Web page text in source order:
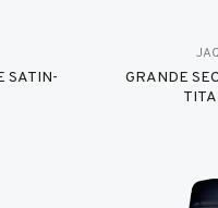
SATIN-
GRANDE